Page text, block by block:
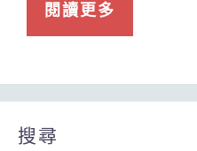
閱讀更多
搜尋